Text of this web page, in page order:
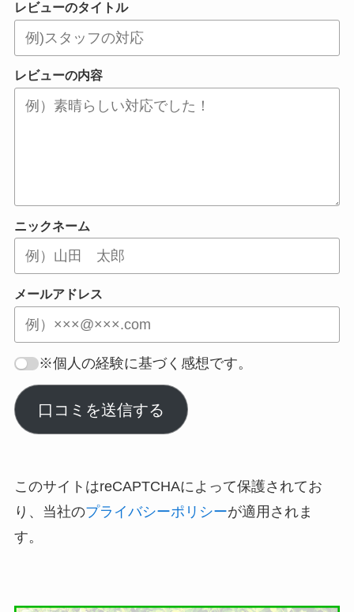
レビューのタイトル
レビューの内容
ニックネーム
メールアドレス
※個人の経験に基づく感想です。
口コミを送信する
このサイトはreCAPTCHAによって保護されてお
り、当社のプライバシーポリシーが適用されま
す。